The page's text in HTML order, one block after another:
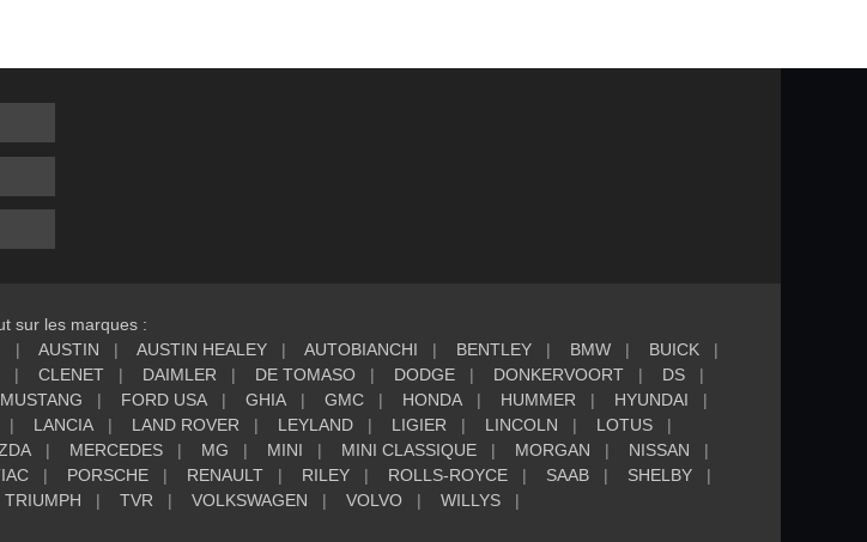
sur les marques :
AUSTIN AUSTIN HEALEY AUTOBIANCHI BENTLEY BMW
BUICK
CLENET DAIMLER DE TOMASO DODGE DONKERVOORT
DS
FORD USA GHIA GMC HONDA HUMMER
HYUNDAI
LANCIA LAND ROVER LEYLAND LIGIER LINCOLN
LOTUS
MERCEDES MG MINI MINI CLASSIQUE MORGAN
NISSAN
PORSCHE RENAULT RILEY ROLLS-ROYCE SAAB
SHELBY
TRIUMPH TVR VOLKSWAGEN VOLVO WILLYS